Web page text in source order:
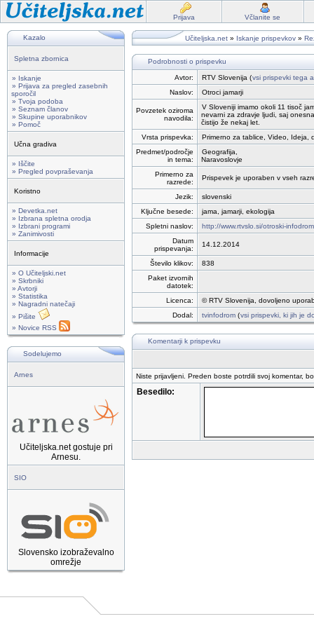
Prijava Včlanite se
Kazalo
Spletna zbornica
» Iskanje
» Prijava za pregled zasebnih
sporočil
» Tvoja podoba
» Seznam članov
» Skupine uporabnikov
» Pomoč
Učna gradiva
» Iščite
» Pregled povpraševanja
Koristno
» Devetka.net
» Izbrana spletna orodja
» Izbrani programi
» Zanimivosti
Informacije
» O Učiteljski.net
» Skrbniki
» Avtorji
» Statistika
» Nagradni natečaji
» Pišite
» Novice RSS
Sodelujemo
Arnes
Učiteljska.net gostuje pri
Arnesu.
SIO
Slovensko izobraževalno
omrežje
Učiteljska.net » Iskanje prispevkov »
Podrobnosti o prispevku
Avtor: RTV Slovenija (vsi prispevki tega
Naslov:
Otroci jamarji
Povzetek oziroma
navodila:
V Sloveniji imamo okoli 11 tisoč
nevarni za zdravje ljudi, saj
čistijo že nekaj let.
Vrsta prispevka:
Primerno za tablice, Video, Ideja,
Predmet/področje
in tema:
Geografija,
Naravoslovje
Primerno za
razrede:
Prispevek je uporaben v vseh
Jezik:
slovenski
Ključne besede:
jama, jamarji, ekologija
Spletni naslov:
http://www.rtvslo.si/otroski-
Datum
prispevanja:
14.12.2014
Število klikov:
838
Paket izvornih
datotek:
Licenca:
© RTV Slovenija, dovoljeno
Dodal:
tvinfodrom (vsi prispevki, ki jih je
Komentarji k prispevku
Niste prijavljeni. Preden boste potrdili svoj komentar,
Besedilo: